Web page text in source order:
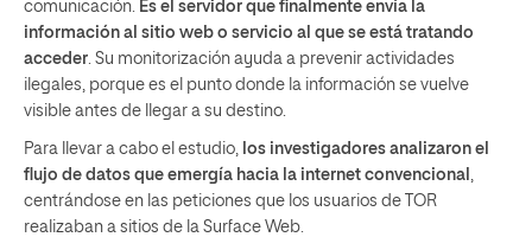
comunicación. Es el servidor que finalmente envía la
información al sitio web o servicio al que se está tratando
acceder. Su monitorización ayuda a prevenir actividades
ilegales, porque es el punto donde la información se vuelve
visible antes de llegar a su destino.
Para llevar a cabo el estudio, los investigadores analizaron el
flujo de datos que emergía hacia la internet convencional ,
centrándose en las peticiones que los usuarios de TOR
realizaban a sitios de la Surface Web.